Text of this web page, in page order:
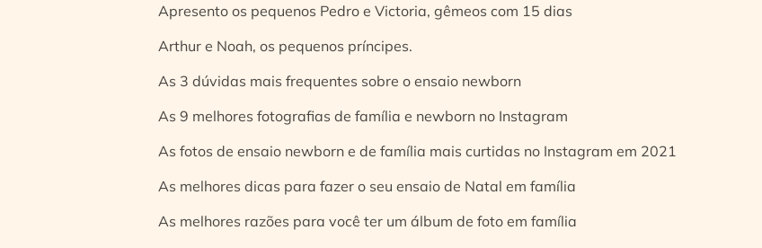
Apresento os pequenos Pedro e Victoria, gêmeos com 15 dias
Arthur e Noah, os pequenos príncipes.
As 3 dúvidas mais frequentes sobre o ensaio newborn
As 9 melhores fotografias de família e newborn no Instagram
As fotos de ensaio newborn e de família mais curtidas no Instagram em 2021
As melhores dicas para fazer o seu ensaio de Natal em família
As melhores razões para você ter um álbum de foto em família